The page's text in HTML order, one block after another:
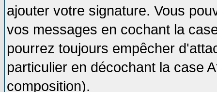
ajouter votre signature. Vous
vos messages en cochant la
pourrez toujours empêcher
particulier en décochant la case
composition).